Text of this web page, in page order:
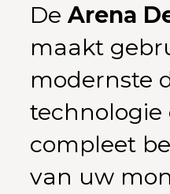
DeArena
maakt
modernste
technologie
compleet
van uw